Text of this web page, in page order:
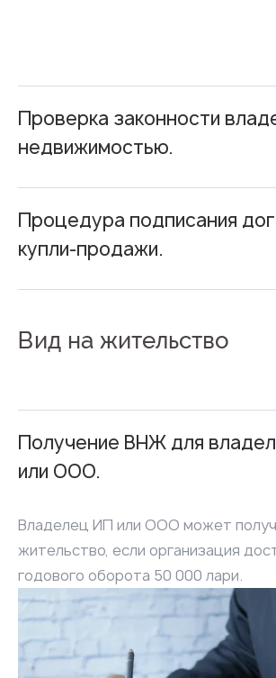
Проверка законности
недвижимостью.
Процедура подписания
купли-продажи.
Вид на жительство
Получение ВНЖ для
или ООО.
Владелец ИП или ООО может
жительство, если организация
годового оборота 50 000 лари.